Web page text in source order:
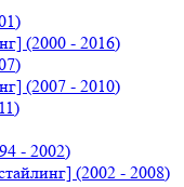
(2000 - 2016)
(2007 - 2010)
- 2002)
(2002 - 2008)